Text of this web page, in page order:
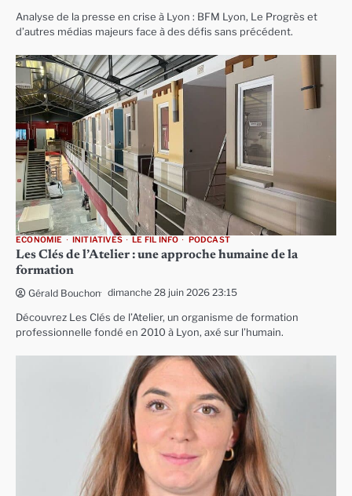
Analyse de la presse en crise à Lyon : BFM Lyon, Le Progrès et
d’autres médias majeurs face à des défis sans précédent.
ECONOMIE INITIATIVES LE FIL INFO PODCAST
Les Clés de l’Atelier : une approche humaine de la
formation
Gérald Bouchon dimanche 28 juin 2026 23:15
Découvrez Les Clés de l’Atelier, un organisme de formation
professionnelle fondé en 2010 à Lyon, axé sur l’humain.